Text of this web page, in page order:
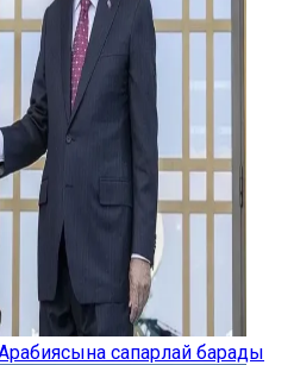
сапарлай барады